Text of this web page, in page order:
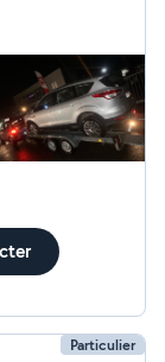
Particulier